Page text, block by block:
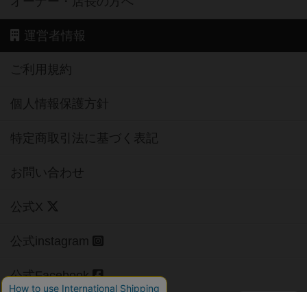
運営者情報
ご利用規約
個人情報保護方針
特定商取引法に基づく表記
お問い合わせ
公式X
公式instagram
公式Facebook